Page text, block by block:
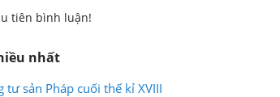
tiên bình luận!
nhất
tư sản Pháp cuối thế kỉ XVIII